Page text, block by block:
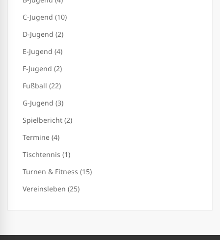
C-Jugend (10)
D-Jugend (2)
E-Jugend (4)
F-Jugend (2)
Fußball (22)
G-Jugend (3)
Spielbericht (2)
Termine (4)
Tischtennis (1)
Turnen & Fitness (15)
Vereinsleben (25)